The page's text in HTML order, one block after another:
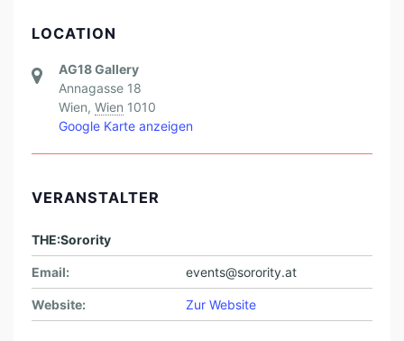
LOCATION
AG18 Gallery
Annagasse 18
Wien, Wien 1010
Google Karte anzeigen
VERANSTALTER
THE:Sorority
Email: events@sorority.at
Website: Zur Website